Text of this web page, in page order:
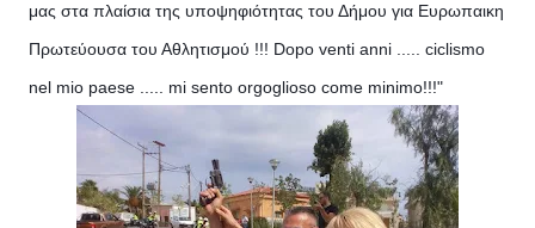
μας στα πλαίσια της υποψηφιότητας του Δήμου για Ευρωπαικη
Πρωτεύουσα του Αθλητισμού !!! Dopo venti anni ..... ciclismo
nel mio paese ..... mi sento orgoglioso come minimo!!!"